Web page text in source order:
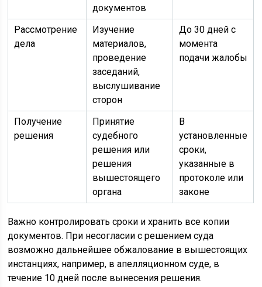
документов
Рассмотрение
дела
Изучение
материалов,
проведение
заседаний,
выслушивание
сторон
До 30 дней с
момента
подачи жалобы
Получение
решения
Принятие
судебного
решения или
решения
вышестоящего
органа
В
установленные
сроки,
указанные в
протоколе или
законе
Важно контролировать сроки и хранить все копии
документов. При несогласии с решением суда
возможно дальнейшее обжалование в вышестоящих
инстанциях, например, в апелляционном суде, в
течение 10 дней после вынесения решения.